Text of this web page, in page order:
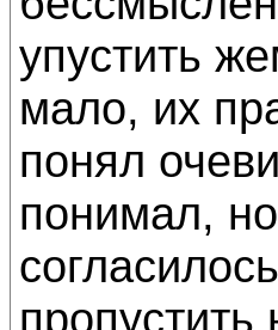
упустить
мало, их
понял
понимал,